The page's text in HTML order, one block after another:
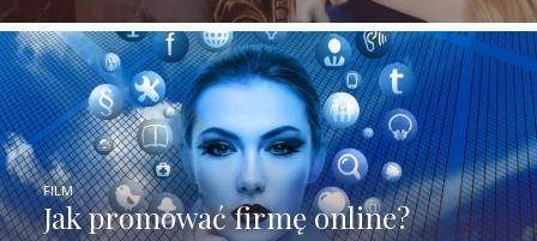
Jak promować firmę online?
FILM